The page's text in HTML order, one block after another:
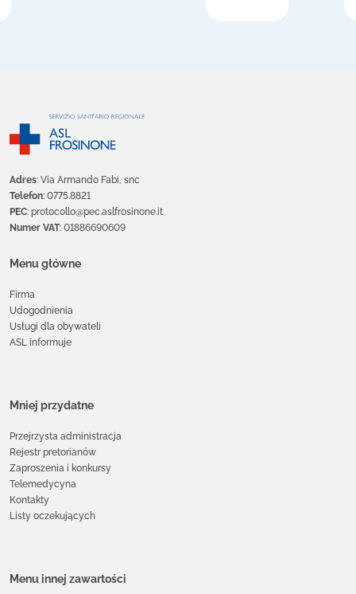
Adres: Via Armando Fabi, snc
Telefon: 0775.8821
PEC: protocollo@pec.aslfrosinone.it
Numer VAT: 01886690609
Menu główne
Firma
Udogodnienia
Usługi dla obywateli
ASL informuje
Mniej przydatne
Przejrzysta administracja
Rejestr pretorianów
Zaproszenia i konkursy
Telemedycyna
Kontakty
Listy oczekujących
Menu innej zawartości